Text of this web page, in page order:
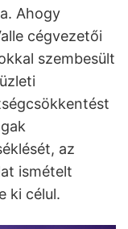
Ahogy
cégvezetői
szembesült
az
ismételt
ki célul.